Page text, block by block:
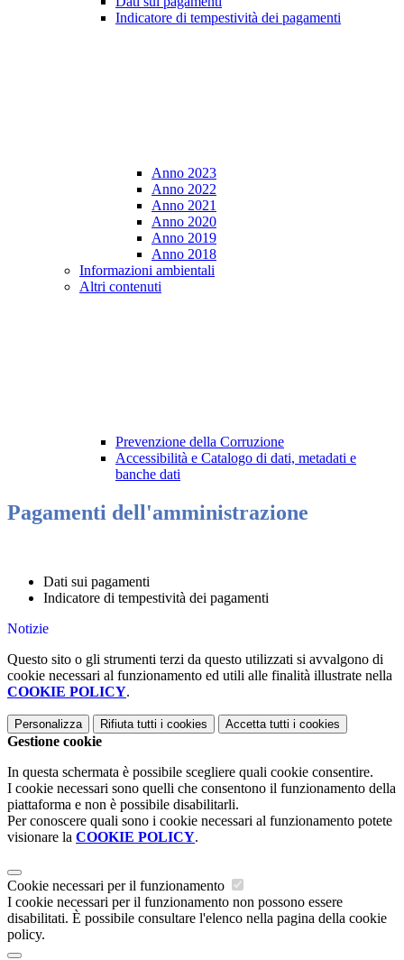
Indicatore di tempestività dei pagamenti
Anno 2023
Anno 2022
Anno 2021
Anno 2020
Anno 2019
Anno 2018
Informazioni ambientali
Altri contenuti
Prevenzione della Corruzione
Accessibilità e Catalogo di dati, metadati e
banche dati
Pagamenti dell'amministrazione
Dati sui pagamenti
Indicatore di tempestività dei pagamenti
Notizie
Questo sito o gli strumenti terzi da questo utilizzati si avvalgono di
cookie necessari al funzionamento ed utili alle finalità illustrate nella
COOKIE POLICY.
Personalizza Rifiuta tutti i cookies Accetta tutti i cookies
Gestione cookie
In questa schermata è possibile scegliere quali cookie consentire.
I cookie necessari sono quelli che consentono il funzionamento della
piattaforma e non è possibile disabilitarli.
Per conoscere quali sono i cookie necessari al funzionamento potete
visionare la COOKIE POLICY.
Cookie necessari per il funzionamento
I cookie necessari per il funzionamento non possono essere
disabilitati. È possibile consultare l'elenco nella pagina della cookie
policy.